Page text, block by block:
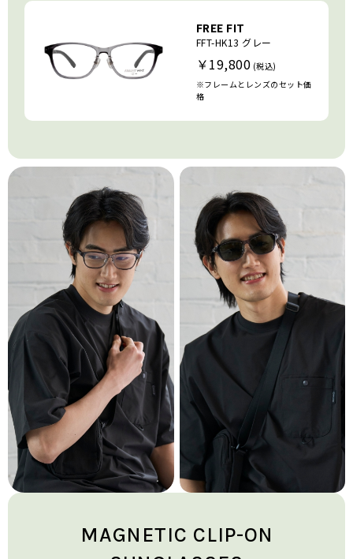
FREE FIT
FFT-HK13 グレー
￥19,800
※フレームとレンズのセット価
格
MAGNETIC CLIP-ON